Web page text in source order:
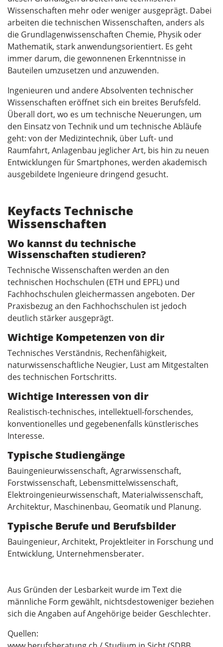
Wissenschaften mehr oder weniger ausgeprägt. Dabei
arbeiten die technischen Wissenschaften, anders als
die Grundlagenwissenschaften Chemie, Physik oder
Mathematik, stark anwendungsorientiert. Es geht
immer darum, die gewonnenen Erkenntnisse in
Bauteilen umzusetzen und anzuwenden.
Ingenieuren und andere Absolventen technischer
Wissenschaften eröffnet sich ein breites Berufsfeld.
Überall dort, wo es um technische Neuerungen, um
den Einsatz von Technik und um technische Abläufe
geht: von der Medizintechnik, über Luft- und
Raumfahrt, Anlagenbau jeglicher Art, bis hin zu neuen
Entwicklungen für Smartphones, werden akademisch
ausgebildete Ingenieure dringend gesucht.
Keyfacts Technische
Wissenschaften
Wo kannst du technische
Wissenschaften studieren?
Technische Wissenschaften werden an den
technischen Hochschulen (ETH und EPFL) und
Fachhochschulen gleichermassen angeboten. Der
Praxisbezug an den Fachhochschulen ist jedoch
deutlich stärker ausgeprägt.
Wichtige Kompetenzen von dir
Technisches Verständnis, Rechenfähigkeit,
naturwissenschaftliche Neugier, Lust am Mitgestalten
des technischen Fortschritts.
Wichtige Interessen von dir
Realistisch-technisches, intellektuell-forschendes,
konventionelles und gegebenenfalls künstlerisches
Interesse.
Typische Studiengänge
Bauingenieurwissenschaft, Agrarwissenschaft,
Forstwissenschaft, Lebensmittelwissenschaft,
Elektroingenieurwissenschaft, Materialwissenschaft,
Architektur, Maschinenbau, Geomatik und Planung.
Typische Berufe und Berufsbilder
Bauingenieur, Architekt, Projektleiter in Forschung und
Entwicklung, Unternehmensberater.
Aus Gründen der Lesbarkeit wurde im Text die
männliche Form gewählt, nichtsdestoweniger beziehen
sich die Angaben auf Angehörige beider Geschlechter.
Quellen: